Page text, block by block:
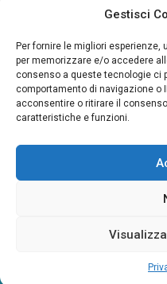
Gestisci
Per fornire le migliori
per memorizzare e/o accedere
consenso a queste tecnologie ci
comportamento di navigazione o
acconsentire o ritirare il
caratteristiche e funzioni.
Privacy Policy
Cookie Policy
I professionisti che
operano in totale
di tipo associativo o
denominazione del
©2026